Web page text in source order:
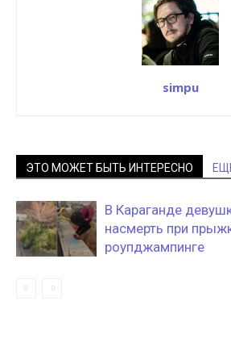
simpu
ЭТО МОЖЕТ БЫТЬ ИНТЕРЕСНО
В Караганде
насмерть при
роупджампинге